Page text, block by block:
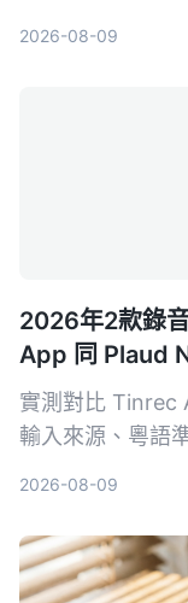
2026-08-09
2026年2款錄
App 同 Plaud
實測對比 Tinrec
輸入來源、粵語
2026-08-09